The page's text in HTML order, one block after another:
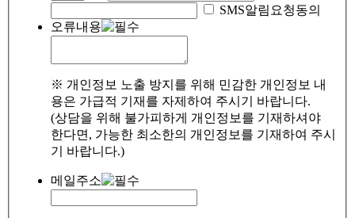
SMS알림요청동의
오류내용
※ 개인정보 노출 방지를 위해 민감한 개인정보 내
용은 가급적 기재를 자제하여 주시기 바랍니다.
(상담을 위해 불가피하게 개인정보를 기재하셔야
한다면, 가능한 최소한의 개인정보를 기재하여 주시
기 바랍니다.)
메일주소